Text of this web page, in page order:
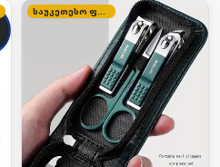
საუკეთესო ფასი